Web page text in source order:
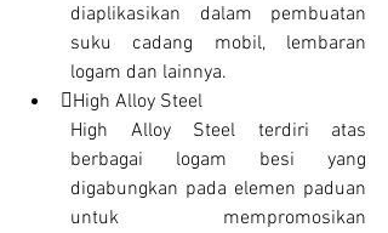
diaplikasikan dalam pembuatan
suku cadang mobil, lembaran
logam dan lainnya.
High Alloy Steel
High Alloy Steel terdiri atas
berbagai logam besi yang
digabungkan pada elemen paduan
untuk mempromosikan